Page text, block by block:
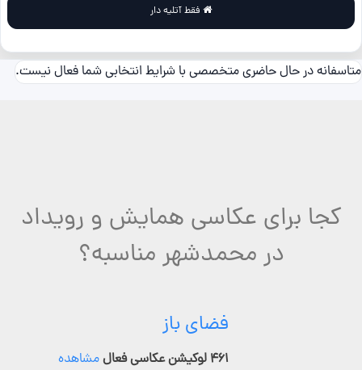
متاسفانه در حال حاضری متخصصی با شرایط انتخابی شما فعال نیست.
کجا برای عکاسی همایش و رویداد
در محمدشهر مناسبه؟
فضای باز
۴۶۱ لوکیشن عکاسی فعال مشاهده